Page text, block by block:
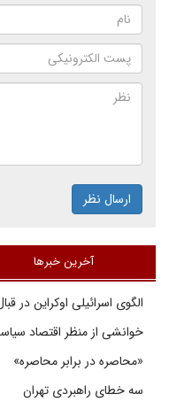
ارسال نظر
آخرین خبرها
الگوی اسرائیلی اوکراین در
خوانشی از منظر اقتصاد
«محاصره در برابر محاصره»
سه خطای راهبردی تهران